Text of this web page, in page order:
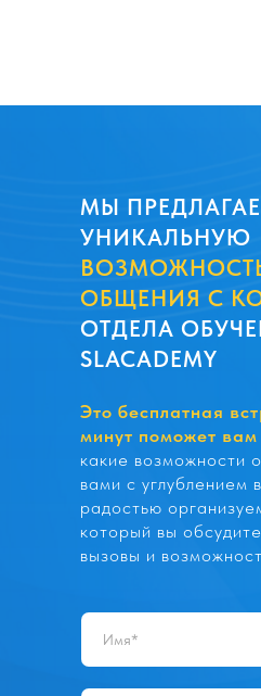
Это бесплатная
минут поможет вам
какие возможности
вами с углублением
радостью
который вы
вызовы и
МЫ
УНИКАЛЬНУЮ
ОБЩЕНИЯ С
ОТДЕЛА
SLACADEMY